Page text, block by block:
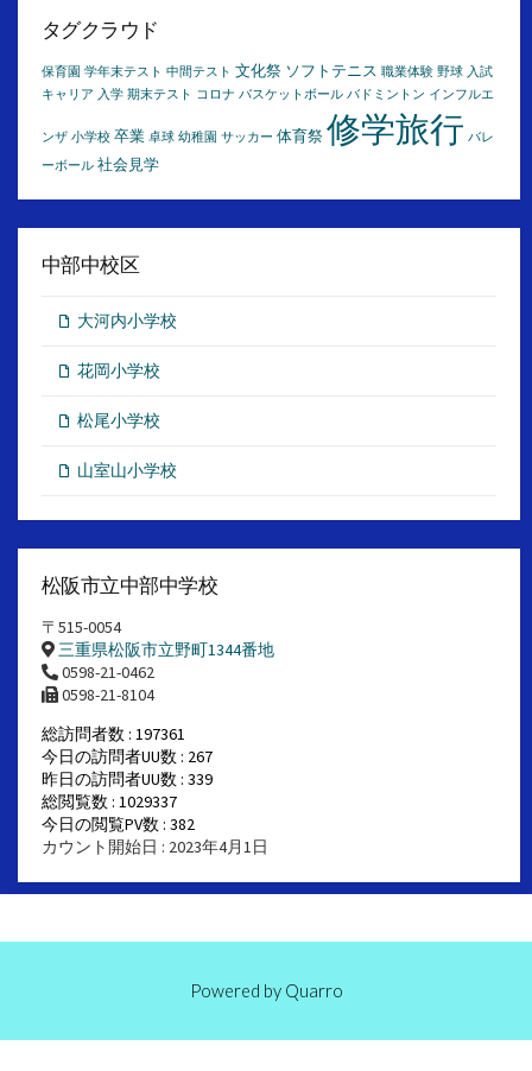
イ
タグクラウド
保育園 学年末テスト 中間テスト 文化祭 ソフトテニス 職業体験 野球 入試
キャリア 入学 期末テスト コロナ バスケットボール バドミントン インフルエ
ンザ 小学校 卒業 卓球 幼稚園 サッカー 体育祭 修学旅行 バレ
ーボール 社会見学
中部中校区
大河内小学校
花岡小学校
松尾小学校
山室山小学校
松阪市立中部中学校
〒515-0054
三重県松阪市立野町1344番地
0598-21-0462
0598-21-8104
総訪問者数 : 197361
今日の訪問者UU数 : 267
昨日の訪問者UU数 : 339
総閲覧数 : 1029337
今日の閲覧PV数 : 382
カウント開始日 : 2023年4月1日
Powered by Quarro